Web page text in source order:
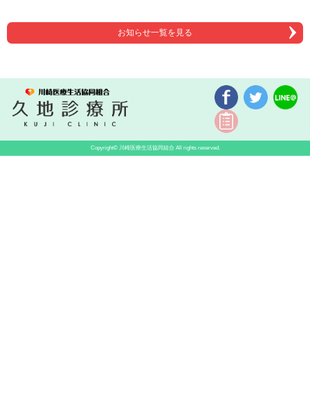
お知らせ一覧を見る
Copyright© 川崎医療生活協同組合All rights reserved.